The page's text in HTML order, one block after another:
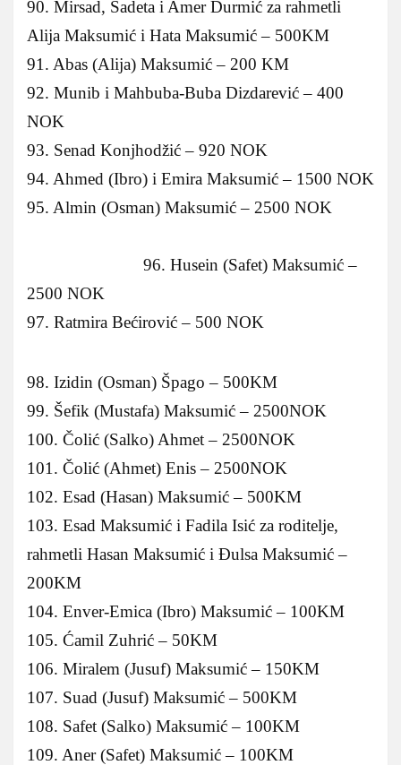
90. Mirsad, Sadeta i Amer Durmić za rahmetli
Alija Maksumić i Hata Maksumić – 500KM
91. Abas (Alija) Maksumić – 200 KM
92. Munib i Mahbuba-Buba Dizdarević – 400
NOK
93. Senad Konjhodžić – 920 NOK
94. Ahmed (Ibro) i Emira Maksumić – 1500 NOK
95. Almin (Osman) Maksumić – 2500 NOK
96. Husein (Safet) Maksumić –
2500 NOK
97. Ratmira Bećirović – 500 NOK
98. Izidin (Osman) Špago – 500KM
99. Šefik (Mustafa) Maksumić – 2500NOK
100. Čolić (Salko) Ahmet – 2500NOK
101. Čolić (Ahmet) Enis – 2500NOK
102. Esad (Hasan) Maksumić – 500KM
103. Esad Maksumić i Fadila Isić za roditelje,
rahmetli Hasan Maksumić i Đulsa Maksumić –
200KM
104. Enver-Emica (Ibro) Maksumić – 100KM
105. Ćamil Zuhrić – 50KM
106. Miralem (Jusuf) Maksumić – 150KM
107. Suad (Jusuf) Maksumić – 500KM
108. Safet (Salko) Maksumić – 100KM
109. Aner (Safet) Maksumić – 100KM